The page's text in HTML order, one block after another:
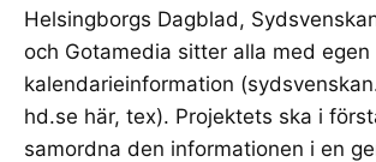
Helsingborgs Dagblad,
och Gotamedia sitter alla med egen
kalendarieinformation (
hd.se här, tex). Projektets ska i
samordna den informationen i en